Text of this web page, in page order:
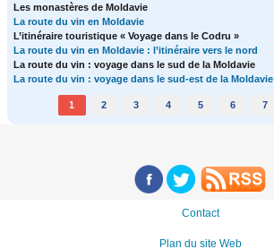
Les monastères de Moldavie
La route du vin en Moldavie
L’itinéraire touristique « Voyage dans le Codru »
La route du vin en Moldavie : l’itinéraire vers le nord
La route du vin : voyage dans le sud de la Moldavie
La route du vin : voyage dans le sud-est de la Moldavie
1 2 3 4 5 6 7
Contact
Plan du site Web